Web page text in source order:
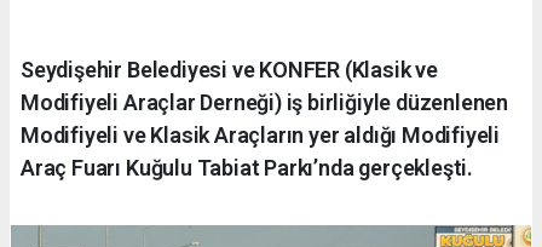
Seydişehir Belediyesi ve KONFER (Klasik ve
Modifiyeli Araçlar Derneği) iş birliğiyle düzenlenen
Modifiyeli ve Klasik Araçların yer aldığı Modifiyeli
Araç Fuarı Kuğulu Tabiat Parkı’nda gerçekleşti.